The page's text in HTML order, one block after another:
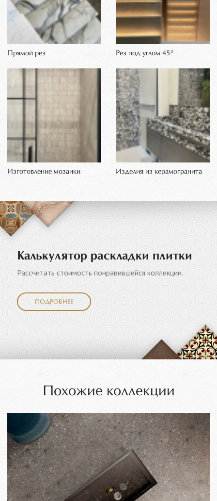
Прямой рез Рез под углом 45°
Изготовление мозаики Изделия из керамогранита
Калькулятор раскладки плитки
Рассчитать стоимость понравившейся коллекции.
ПОДРОБНЕЕ
Похожие коллекции